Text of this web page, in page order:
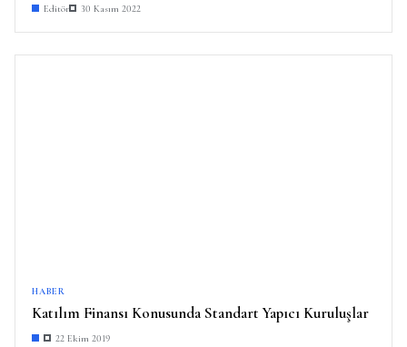
Editör 30 Kasım 2022
HABER
Katılım Finansı Konusunda Standart Yapıcı Kuruluşlar
22 Ekim 2019